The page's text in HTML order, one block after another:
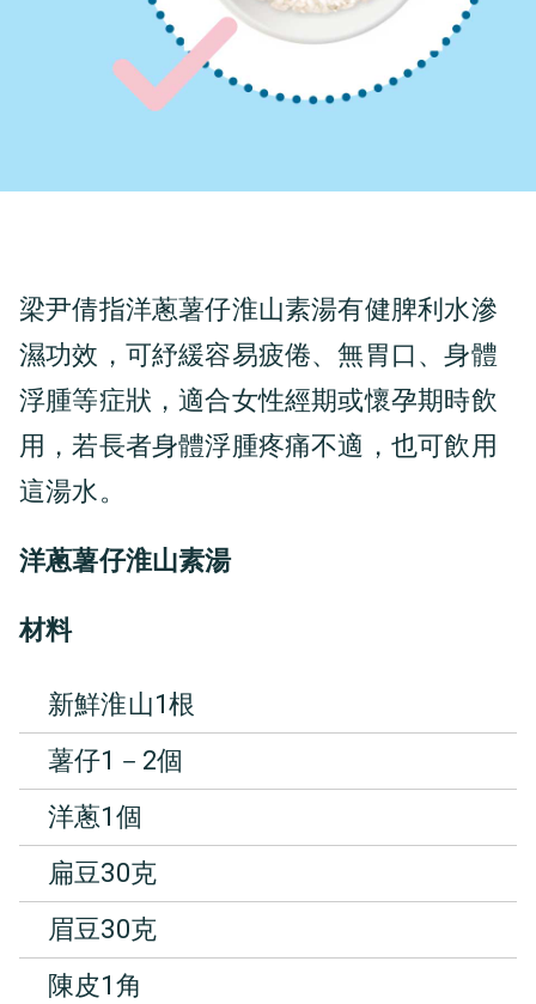
梁尹倩指洋蔥薯仔淮山素湯有健脾利水滲
濕功效，可紓緩容易疲倦、無胃口、身體
浮腫等症狀，適合女性經期或懷孕期時飲
用，若長者身體浮腫疼痛不適，也可飲用
這湯水。
洋蔥薯仔淮山素湯
材料
新鮮淮山1根
薯仔1－2個
洋蔥1個
扁豆30克
眉豆30克
陳皮1角